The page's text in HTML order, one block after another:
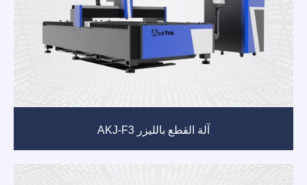
آلة القطع بالليزر AKJ-F3